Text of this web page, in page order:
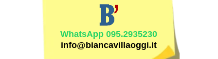
WhatsApp 095.2935230
info@biancavillaoggi.it